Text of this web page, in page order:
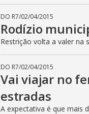
DO R7/02/04/2015
Rodízio
Restrição volta a valer na
DO R7/02/04/2015
Vai viajar no
estradas
A expectativa é que mais